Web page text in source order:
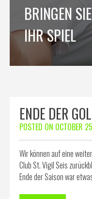
BRINGEN
IHR SPIEL
ENDE DER
POSTED ON OCTOBER
Wir können auf eine
Club St. Vigil Seis
Ende der Saison war